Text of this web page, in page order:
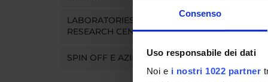
Consenso
Uso responsabile dei dati
Noi e i nostri 1022 partner
LABORATORIES AND
RESEARCH CENTRES
SPIN OFF E AZIENDE
Maria